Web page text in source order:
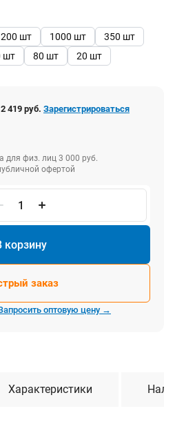
шт 1000 шт
350 шт
шт 80 шт 20 шт
2 419 руб. Зарегистрироваться
для физ. лиц 3 000 руб.
офертой
корзину
заказ
оптовую цену →
Характеристики